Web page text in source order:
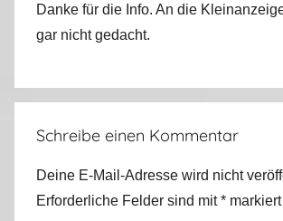
Danke für die Info. An die
gar nicht gedacht.
Schreibe einen Kommentar
Deine E-Mail-Adresse wird nicht
Erforderliche Felder sind mit* markiert